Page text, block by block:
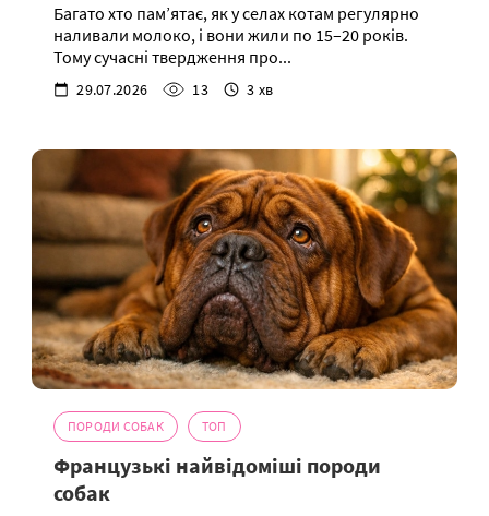
Багато хто пам’ятає, як у селах котам регулярно
наливали молоко, і вони жили по 15–20 років.
Тому сучасні твердження про...
29.07.2026 13 3 хв
ПОРОДИ СОБАК ТОП
Французькі найвідоміші породи
собак